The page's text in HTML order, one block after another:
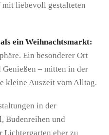
liebevoll gestalteten
ein Weihnachtsmarkt:
Ein besonderer Ort
Genießen – mitten in der
kleine Auszeit vom Alltag.
in der
Budenreihen und
Lichtergarten eher zu